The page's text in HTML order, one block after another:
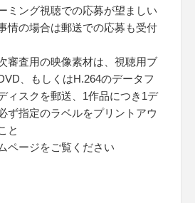
ミング視聴での応募が望ましい
情の場合は郵送での応募も受付
審査用の映像素材は、視聴用ブ
、もしくはH.264のデータフ
ィスクを郵送、1作品につき1デ
ず指定のラベルをプリントアウ
と
ページをご覧ください